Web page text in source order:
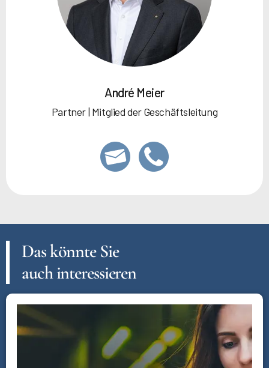
André Meier
Partner | Mitglied der Geschäftsleitung
Das könnte Sie
auch interessieren